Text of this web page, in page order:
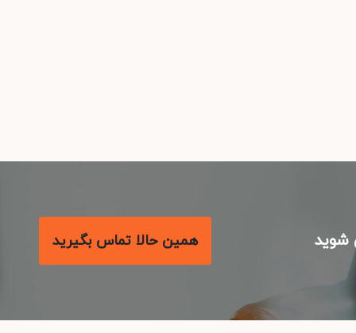
همین حالا تماس بگیرید